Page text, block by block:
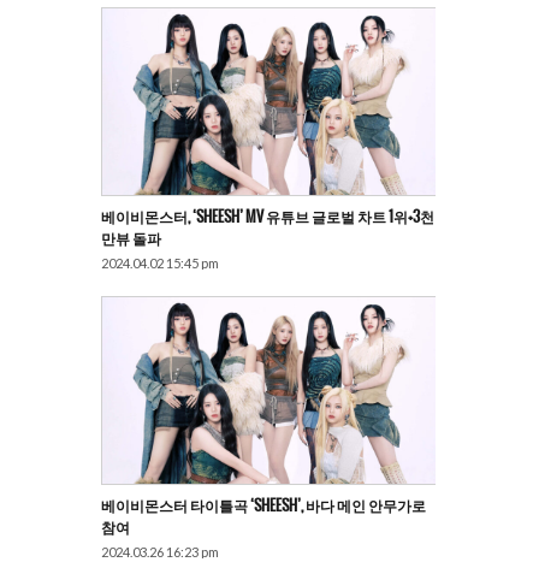
베이비몬스터, ‘SHEESH’ MV 유튜브 글로벌 차트 1위+3천
만뷰 돌파
2024.04.02 15:45 pm
베이비몬스터 타이틀곡 ‘SHEESH’, 바다 메인 안무가로
참여
2024.03.26 16:23 pm